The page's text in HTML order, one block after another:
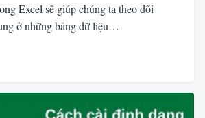
Excel sẽ giúp chúng ta theo dõi
ở những bảng dữ liệu…